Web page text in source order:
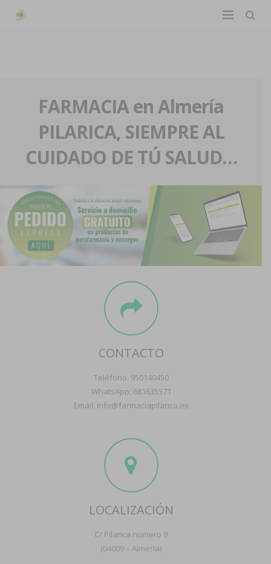
La farmacia
Nuestra historia
Nuestro equipo
Eventos
Servicios y reservas
Pedidos express
Blog
Contacto
Boletín
FARMACIA en Almería
PILARICA, SIEMPRE AL
CUIDADO DE TÚ SALUD…
CONTACTO
Teléfono: 950140450
WhatsApp: 681635571
Email: info@farmaciapilarica.es
LOCALIZACIÓN
C/ Pilarica numero 9
(04009 – Almería)